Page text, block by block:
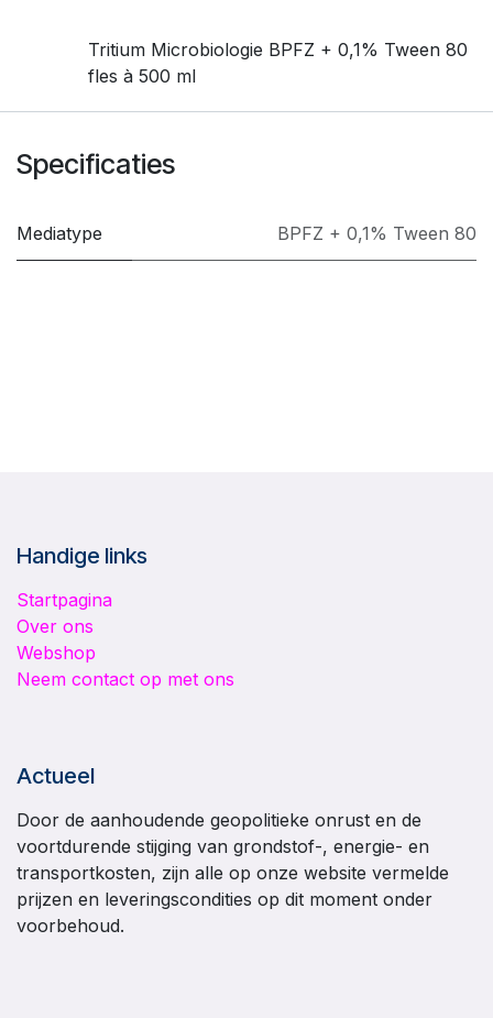
Tritium Microbiologie BPFZ + 0,1% Tween 80
fles à 500 ml
Specificaties
Mediatype BPFZ + 0,1% Tween 80
Handige links
Startpagina
Over ons
Webshop
Neem contact op met ons
Actueel
Door de aanhoudende geopolitieke onrust en de
voortdurende stijging van grondstof-, energie- en
transportkosten, zijn alle op onze website vermelde
prijzen en leveringscondities op dit moment onder
voorbehoud.